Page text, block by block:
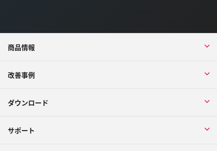
商品情報
改善事例
ダウンロード
サポート